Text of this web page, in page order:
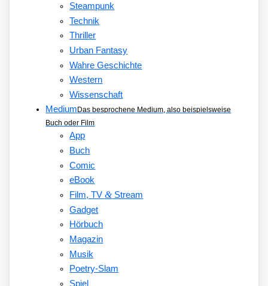
Steampunk
Technik
Thriller
Urban Fantasy
Wahre Geschichte
Western
Wissenschaft
Medium Das besprochene Medium, also beispielsweise
Buch oder Film
App
Buch
Comic
eBook
Film, TV&Stream
Gadget
Hörbuch
Magazin
Musik
Poetry-Slam
Spiel